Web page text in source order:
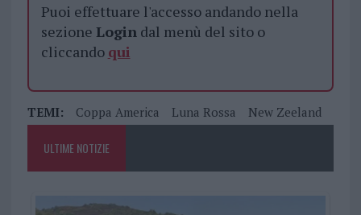
Puoi effettuare l'accesso andando nella
sezione Login dal menù del sito o
cliccando qui
TEMI: Coppa America Luna Rossa New Zeeland
ULTIME NOTIZIE